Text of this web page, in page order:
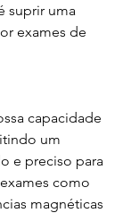
suprir uma
exames de
capacidade
um
e preciso para
como
magnéticas